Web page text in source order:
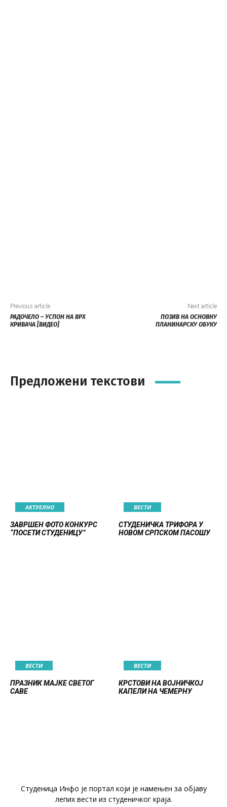
Previous article
РАДОЧЕЛО – УСПОН НА ВРХ
КРИВАЧА [ВИДЕО]
Next article
ПОЗИВ НА ОСНОВНУ
ПЛАНИНАРСКУ ОБУКУ
Предложени текстови
АКТУЕЛНО
ЗАВРШЕН ФОТО КОНКУРС
“ПОСЕТИ СТУДЕНИЦУ”
ВЕСТИ
СТУДЕНИЧКА ТРИФОРА У
НОВОМ СРПСКОМ ПАСОШУ
ВЕСТИ
ПРАЗНИК МАЈКЕ СВЕТОГ
САВЕ
ВЕСТИ
КРСТОВИ НА ВОЈНИЧКОЈ
КАПЕЛИ НА ЧЕМЕРНУ
Студеница Инфо је портал који је намењен за објaву
лепих вести из студеничког краја.